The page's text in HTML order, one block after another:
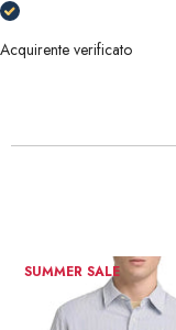
Acquirente verificato
SUMMER SALE